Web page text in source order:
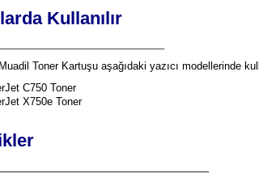
Kullanılır
Muadil Toner Kartuşu aşağıdaki yazıcı modellerinde
C750 Toner
X750e Toner